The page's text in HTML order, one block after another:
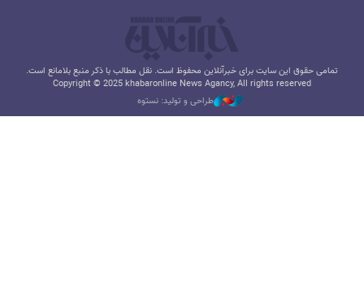
تمامی حقوق این سایت برای خبرآنلاین محفوظ است. نقل مطالب با ذکر منبع بلامانع است.
Copyright © 2025 khabaronline News Agancy, All rights reserved
طراحی و تولید: نستوه